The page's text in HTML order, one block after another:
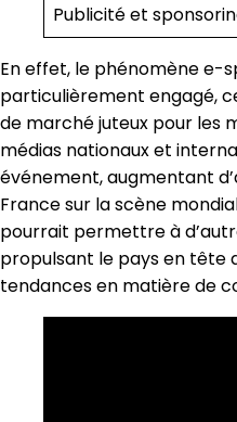
Publicité et
En effet, le phénomène e-
particulièrement engagé,
de marché juteux pour les
médias nationaux et
événement, augmentant
France sur la scène
pourrait permettre à
propulsant le pays en tête
tendances en matière de